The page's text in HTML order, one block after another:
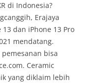
di Indonesia?
Erajaya
dan iPhone 13 Pro
mendatang.
bisa
Ceramic
yang diklaim lebih